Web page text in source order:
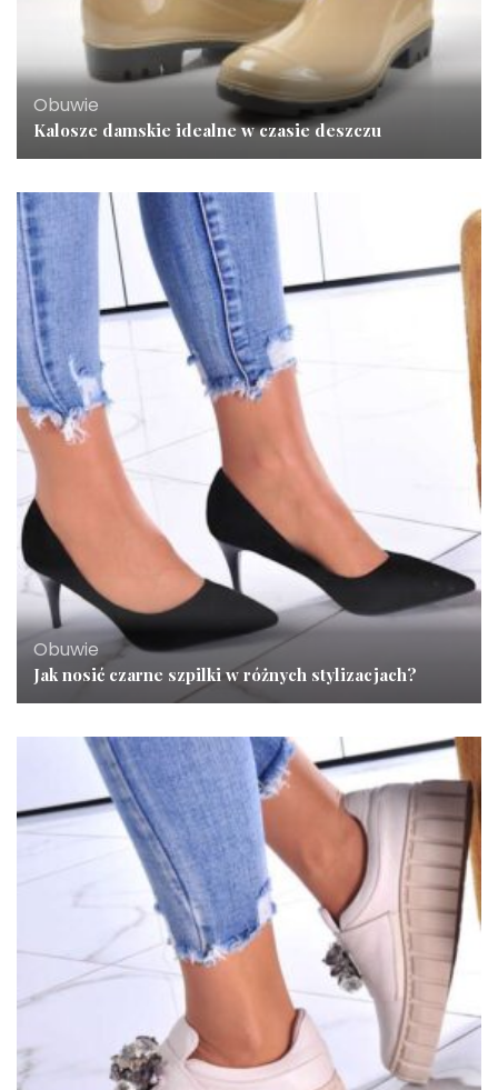
Obuwie
Kalosze damskie idealne w czasie deszczu
Obuwie
Jak nosić czarne szpilki w różnych stylizacjach?